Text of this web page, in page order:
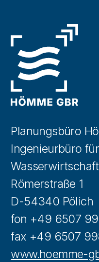
Planungsbüro
Ingenieurbüro
Wasserwirtschaft
Römerstraße 1
D-54340 Pölich
fon +49 6507
fax +49 6507
www.hoemme-